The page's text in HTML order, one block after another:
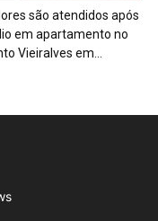
são atendidos após
em apartamento no
Vieiralves em...